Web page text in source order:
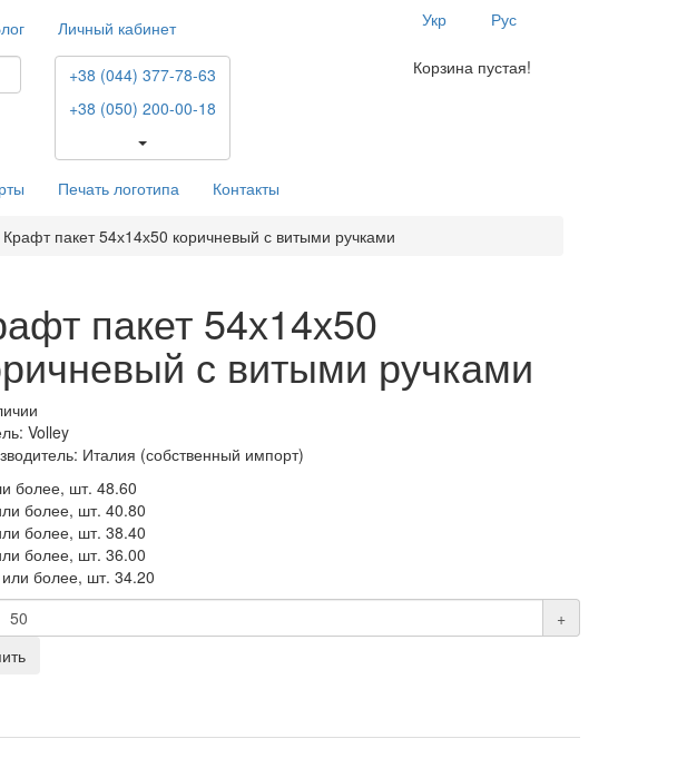
Личный кабинет Укр Рус
+38 (044) 377-78-63
+38 (050) 200-00-18
Корзина пустая!
Печать логотипа Контакты
Крафт пакет 54х14х50 коричневый с витыми ручками
пакет 54х14х50
с витыми ручками
Volley
Италия (собственный импорт)
более, шт. 48.60
более, шт. 40.80
более, шт. 38.40
более, шт. 36.00
более, шт. 34.20
+